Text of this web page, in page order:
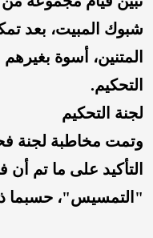
شبوك المبيت، بعد
المتنين، أسوة
التحكيم.
لجنة التحكيم
وتمت مخاطبة لجنة
التأكيد على ما تم أن
"التمسيس"، حسبما